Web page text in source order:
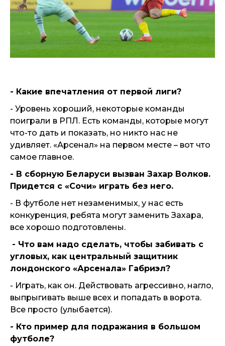
- Какие впечатления от первой лиги?
- Уровень хороший, некоторые команды
поиграли в РПЛ. Есть команды, которые могут
что-то дать и показать, но никто нас не
удивляет. «Арсенал» на первом месте – вот что
самое главное.
- В сборную Беларуси вызван Захар Волков.
Придется с «Сочи» играть без него.
- В футболе нет незаменимых, у нас есть
конкуренция, ребята могут заменить Захара,
все хорошо подготовлены.
- Что вам надо сделать, чтобы забивать с
угловых, как центральный защитник
лондонского «Арсенала» Габриэл?
- Играть, как он. Действовать агрессивно, нагло,
выпрыгивать выше всех и попадать в ворота.
Все просто (улыбается).
- Кто пример для подражания в большом
футболе?